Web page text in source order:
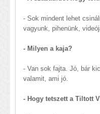
- Sok mindent lehet
vagyunk, pihenünk,
- Milyen a kaja?
- Van sok fajta. Jó, bár
valamit, ami jó.
- Hogy tetszett a Tiltott